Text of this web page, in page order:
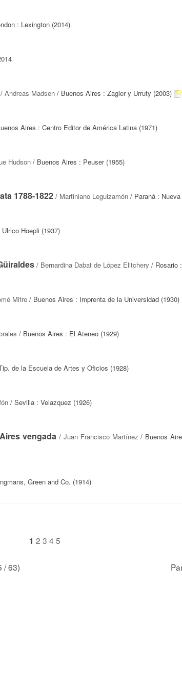
: Lexington (2014)
/ Andreas Madsen / Buenos Aires : Zagier y Urruty (2003)
Aires : Centro Editor de América Latina (1971)
Hudson / Buenos Aires : Peuser (1955)
1788-1822 / Martiniano Leguizamón / Paraná :
Hoepli (1937)
/ Bernardina Dabat de López Elitchery / Rosario
Mitre / Buenos Aires : Imprenta de la Universidad (1930)
/ Buenos Aires : El Ateneo (1929)
de la Escuela de Artes y Oficios (1928)
/ Sevilla : Velazquez (1926)
vengada / Juan Francisco Martínez / Buenos
Green and Co. (1914)
1 2 3 4 5
/ 63)